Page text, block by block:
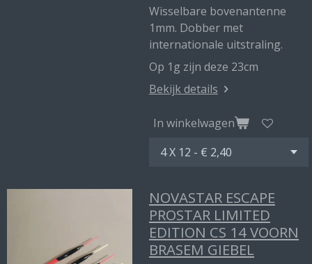
Wisselbare bovenantenne
1mm. Dobber met
internationale uitstraling.
Op 1g zijn deze 23cm
Bekijk details
In winkelwagen
NOVASTAR ESCAPE
PROSTAR LIMITED
EDITION CS 14 VOORN
BRASEM GIEBEL